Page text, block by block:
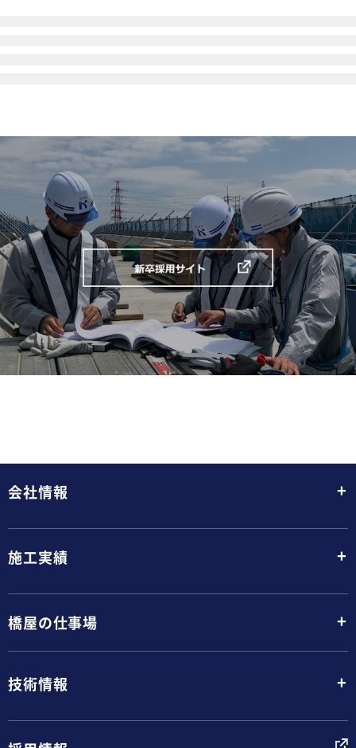
会社情報 +
施工実績 +
橋屋の仕事場 +
技術情報 +